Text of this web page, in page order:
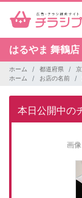
はるやま 舞鶴店
ホーム 都道府県
ホーム
お店の名前
本日公開中の
画